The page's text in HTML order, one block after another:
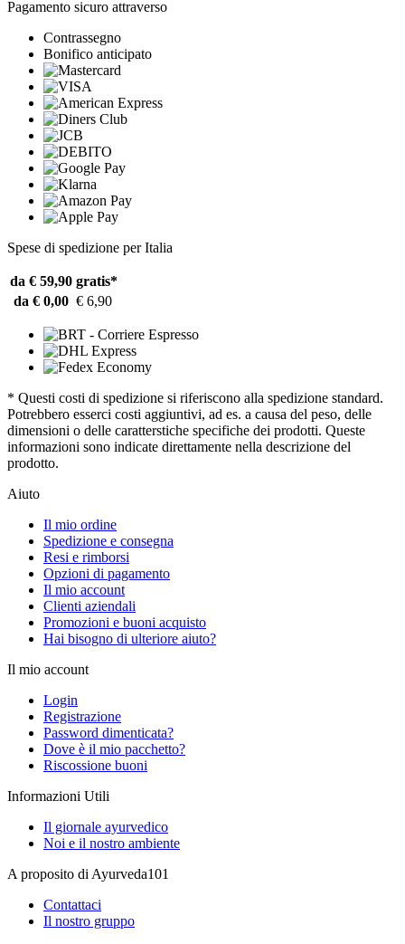
Pagamento sicuro attraverso
Contrassegno
Bonifico anticipato
Spese di spedizione per Italia
da € 59,90 gratis*
da € 0,00 € 6,90
* Questi costi di spedizione si riferiscono alla spedizione standard.
Potrebbero esserci costi aggiuntivi, ad es. a causa del peso, delle
dimensioni o delle caratterstiche specifiche dei prodotti. Queste
informazioni sono indicate direttamente nella descrizione del
prodotto.
Aiuto
Il mio ordine
Spedizione e consegna
Resi e rimborsi
Opzioni di pagamento
Il mio account
Clienti aziendali
Promozioni e buoni acquisto
Hai bisogno di ulteriore aiuto?
Il mio account
Login
Registrazione
Password dimenticata?
Dove è il mio pacchetto?
Riscossione buoni
Informazioni Utili
Il giornale ayurvedico
Noi e il nostro ambiente
A proposito di Ayurveda101
Contattaci
Il nostro gruppo